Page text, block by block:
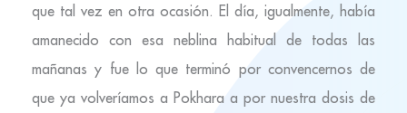
que tal vez en otra ocasión. El día, igualmente, había
amanecido con esa neblina habitual de todas las
mañanas y fue lo que terminó por convencernos de
que ya volveríamos a Pokhara a por nuestra dosis de